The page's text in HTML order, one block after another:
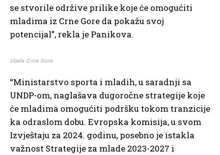
se stvorile održive prilike koje će omogućiti
mladima iz Crne Gore da pokažu svoj
potencijal”, rekla je Panikova.
Vlada Crne Gore
“Ministarstvo sporta i mladih, u saradnji sa
UNDP-om, naglašava dugoročne strategije koje
će mladima omogućiti podršku tokom tranzicije
ka odraslom dobu. Evropska komisija, u svom
Izvještaju za 2024. godinu, posebno je istakla
važnost Strategije za mlade 2023-2027 i